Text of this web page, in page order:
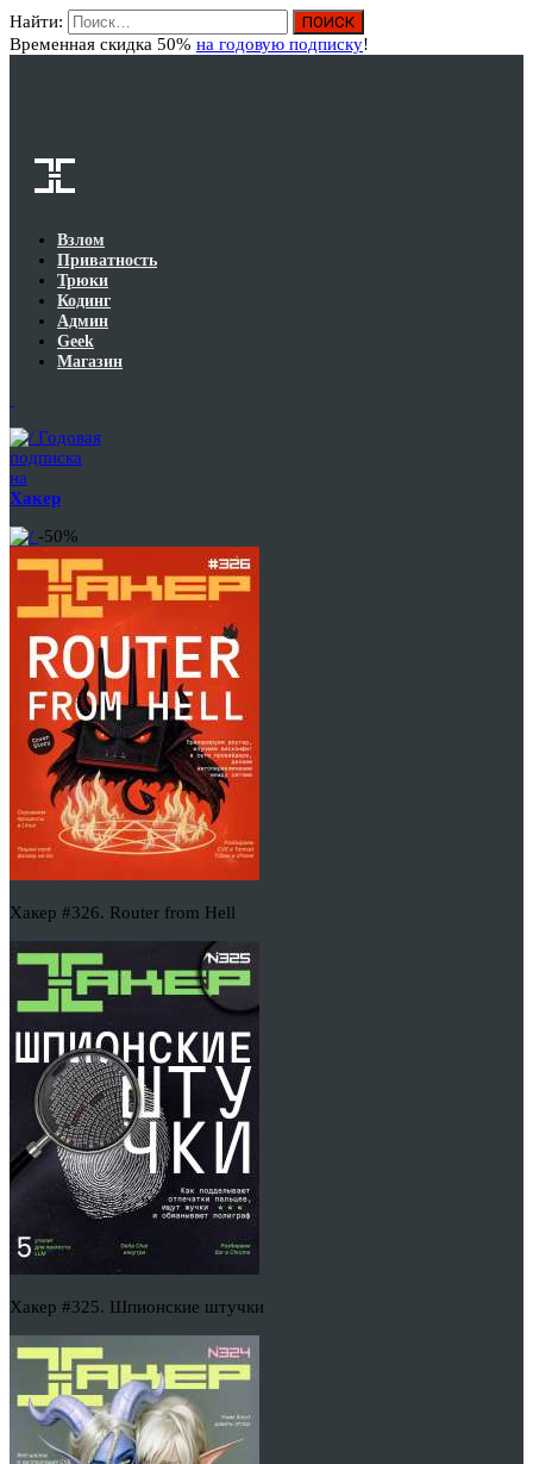
Найти:
Временная скидка 50% на годовую подписку!
Взлом
Приватность
Трюки
Кодинг
Админ
Geek
Магазин
Годовая
подписка
на
Хакер
-50%
Хакер #326. Router from Hell
Хакер #325. Шпионские штучки